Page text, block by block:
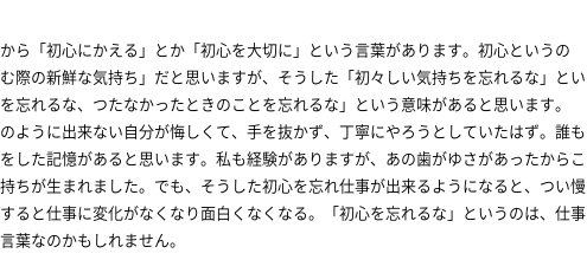
ら「初心にかえる」とか「初心を大切に」という言葉があります。初心というの
際の新鮮な気持ち」だと思いますが、そうした「初々しい気持ちを忘れるな」とい
忘れるな、つたなかったときのことを忘れるな」という意味があると思います。
ように出来ない自分が悔しくて、手を抜かず、丁寧にやろうとしていたはず。誰も
した記憶があると思います。私も経験がありますが、あの歯がゆさがあったからこ
ちが生まれました。でも、そうした初心を忘れ仕事が出来るようになると、つい慢
ると仕事に変化がなくなり面白くなくなる。「初心を忘れるな」というのは、仕事
葉なのかもしれません。